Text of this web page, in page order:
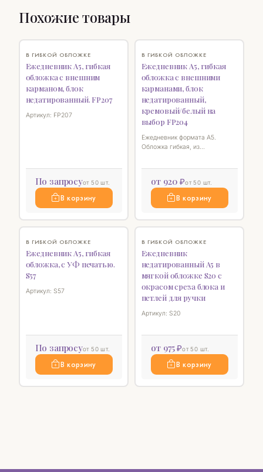
Похожие товары
В ГИБКОЙ ОБЛОЖКЕ
Ежедневник А5, гибкая
обложка с внешним
карманом, блок
недатированный. FP207
Артикул: FP207
По запросуот 50 шт.
В корзину
В ГИБКОЙ ОБЛОЖКЕ
Ежедневник А5, гибкая
обложка с внешними
карманами, блок
недатированный,
кремовый/белый на
выбор FP204
Ежедневник формата А5.
Обложка гибкая, из
петлей для ручки. Формат
блока 140 х 210 мм, блок
недатированный, 256 стр,
выбор
от 920 ₽от 50 шт.
В корзину
В ГИБКОЙ ОБЛОЖКЕ
Ежедневник А5, гибкая
обложка, с УФ печатью.
S57
Артикул: S57
По запросуот 50 шт.
В корзину
В ГИБКОЙ ОБЛОЖКЕ
Ежедневник
недатированный А5 в
мягкой обложке S20 с
окрасом среза блока и
петлей для ручки
Артикул: S20
от 975 ₽от 50 шт.
В корзину